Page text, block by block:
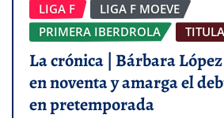
LIGA F
LIGA F MOEVE
PRIMERA IBERDROLA
La crónica | Bárbara
en noventa y amarga el
en pretemporada